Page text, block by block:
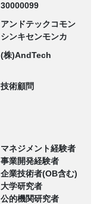
30000099
アンドテックコモン
シンキセンモンカ
(株)AndTech
技術顧問
マネジメント経験者
事業開発経験者
企業技術者(OB含む)
大学研究者
公的機関研究者